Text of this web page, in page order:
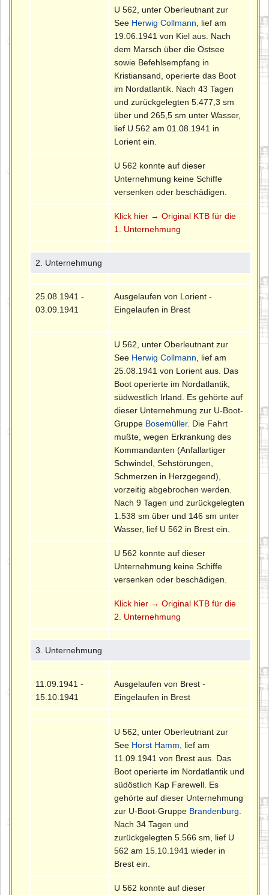
U 562, unter Oberleutnant zur
See Herwig Collmann , lief am
19.06.1941 von Kiel aus. Nach
dem Marsch über die Ostsee
sowie Befehlsempfang in
Kristiansand, operierte das Boot
im Nordatlantik. Nach 43 Tagen
und zurückgelegten 5.477,3 sm
über und 265,5 sm unter Wasser,
lief U 562 am 01.08.1941 in
Lorient ein.
U 562 konnte auf dieser
Unternehmung keine Schiffe
versenken oder beschädigen.
Klick hier → Original KTB für die
1. Unternehmung
2. Unternehmung
25.08.1941 -
03.09.1941
Ausgelaufen von Lorient -
Eingelaufen in Brest
U 562, unter Oberleutnant zur
See Herwig Collmann , lief am
25.08.1941 von Lorient aus. Das
Boot operierte im Nordatlantik,
südwestlich Irland. Es gehörte auf
dieser Unternehmung zur U-Boot-
Gruppe Bosemüller. Die Fahrt
mußte, wegen Erkrankung des
Kommandanten (Anfallartiger
Schwindel, Sehstörungen,
Schmerzen in Herzgegend),
vorzeitig abgebrochen werden.
Nach 9 Tagen und zurückgelegten
1.538 sm über und 146 sm unter
Wasser, lief U 562 in Brest ein.
U 562 konnte auf dieser
Unternehmung keine Schiffe
versenken oder beschädigen.
Klick hier → Original KTB für die
2. Unternehmung
3. Unternehmung
11.09.1941 -
15.10.1941
Ausgelaufen von Brest -
Eingelaufen in Brest
U 562, unter Oberleutnant zur
See Horst Hamm , lief am
11.09.1941 von Brest aus. Das
Boot operierte im Nordatlantik und
südöstlich Kap Farewell. Es
gehörte auf dieser Unternehmung
zur U-Boot-Gruppe Brandenburg
Nach 34 Tagen und
zurückgelegten 5.566 sm, lief U
562 am 15.10.1941 wieder in
Brest ein.
U 562 konnte auf dieser